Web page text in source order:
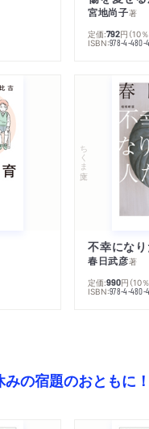
理のレシピ／私の好きな
者あとがき
宮地尚子著
定価:792円 （10
ISBN:978-4-480-
ちくま文庫
春日武彦著
定価:990円 （10
ISBN:978-4-480-
の宿題のおともに！